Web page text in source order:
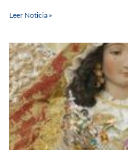
Leer Noticia »